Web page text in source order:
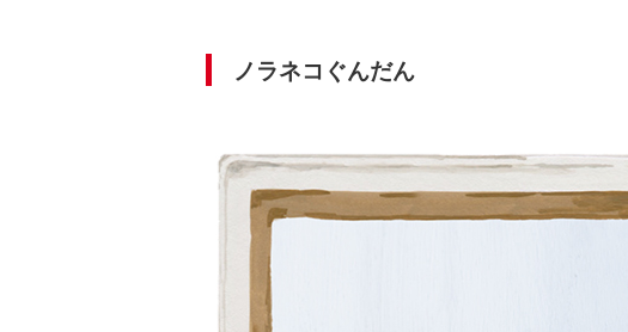
ノラネコぐんだん